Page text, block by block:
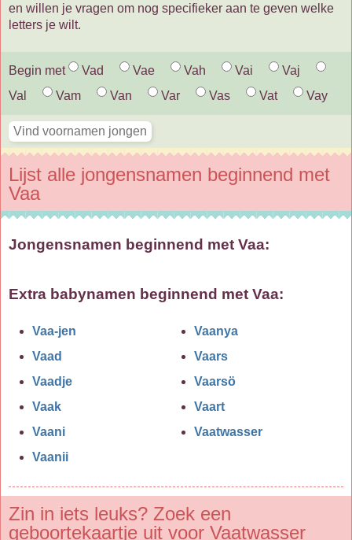
en willen je vragen om nog specifieker aan te geven welke
letters je wilt.
Begin met Vad Vae Vah Vai
Vaj
Val
Vam Van Var Vas Vat Vay
Lijst alle jongensnamen beginnend met
Vaa
Jongensnamen beginnend met Vaa:
Extra babynamen beginnend met Vaa:
Vaa-jen
Vaad
Vaadje
Vaak
Vaani
Vaanii
Vaanya
Vaars
Vaarsö
Vaart
Vaatwasser
Zin in iets leuks? Zoek een
geboortekaartje uit voor Vaatwasser